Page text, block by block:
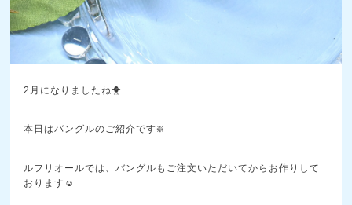
2月になりましたね🐥
本日はバングルのご紹介です❇️
ルフリオールでは、バングルもご注文いただいてからお作りして
おります☺️